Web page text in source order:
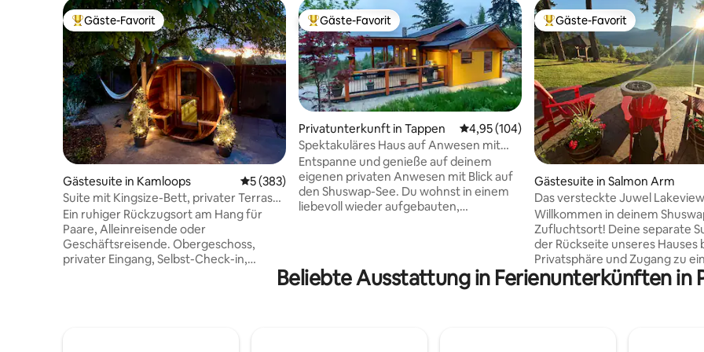
Beliebter Gäste-Favorit.
Gäste-Favorit
Gästesuite in Kamloops Durchschnittliche Bewertung: 5 von 5, 383 Bewertungen
5 (383)
Suite mit Kingsize-Bett, privater Terrasse
und Fass-Sauna
Ein ruhiger Rückzugsort am Hang für
Paare, Alleinreisende oder
Geschäftsreisende. Obergeschoss,
privater Eingang, Selbst-Check-in,
Beliebter Gäste-Favorit.
Gäste-Favorit
Privatunterkunft in Tappen Durchschnittliche Bewertung: 4,95 von 5,
4,95 (104)
Spektakuläres Haus auf Anwesen mit
Blick auf Shushwap Lake
Entspanne und genieße auf deinem
eigenen privaten Anwesen mit Blick auf
den Shuswap-See. Du wohnst in einem
liebevoll wieder aufgebauten,
verfügt über 2 Feuerstellen (eine Holz-
und eine Gasfeuerstelle), einen
Beliebter Gäste-Favorit.
Gäste-Favorit
Gästesuite in Salmon Arm
Das versteckte Juwel
Willkommen in deinem
Zufluchtsort! Deine separate
der Rückseite unseres Hauses
Privatsphäre und Zugang zu
im Hinterhof. Gehe nach draußen zu
Terrassen mit Blick auf den
Umgebung. Versammelt euch
Beliebte Ausstattung in Ferienunterkünften in